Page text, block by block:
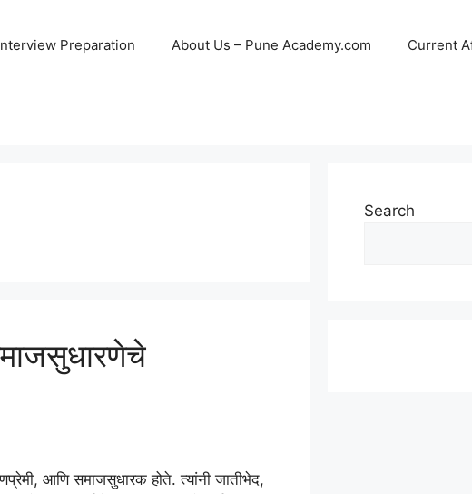
Preparation About Us – Pune Academy.com Current
आणि समाजसुधारक होते. त्यांनी जातीभेद,
Search